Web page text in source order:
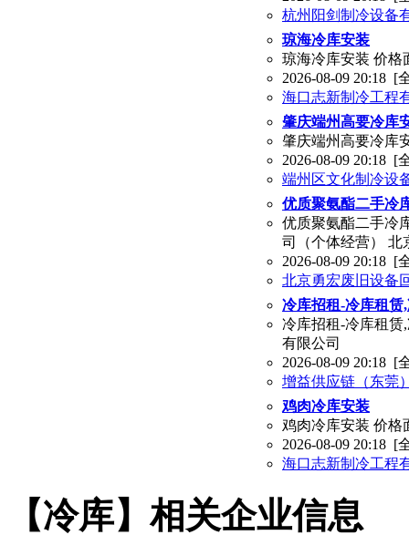
杭州阳剑制冷设备
琼海冷库安装
琼海冷库安装 价格
2026-08-09 20:18 [
海口志新制冷工程
肇庆端州高要冷库
肇庆端州高要冷库
2026-08-09 20:18 [
端州区文化制冷设
优质聚氨酯二手冷
优质聚氨酯二手冷
司（个体经营） 北
2026-08-09 20:18 [
北京勇宏废旧设备
冷库招租-冷库租赁
冷库招租-冷库租赁
有限公司
2026-08-09 20:18 [
增益供应链（东莞
鸡肉冷库安装
鸡肉冷库安装 价格
2026-08-09 20:18 [
海口志新制冷工程
【冷库】相关企业信息